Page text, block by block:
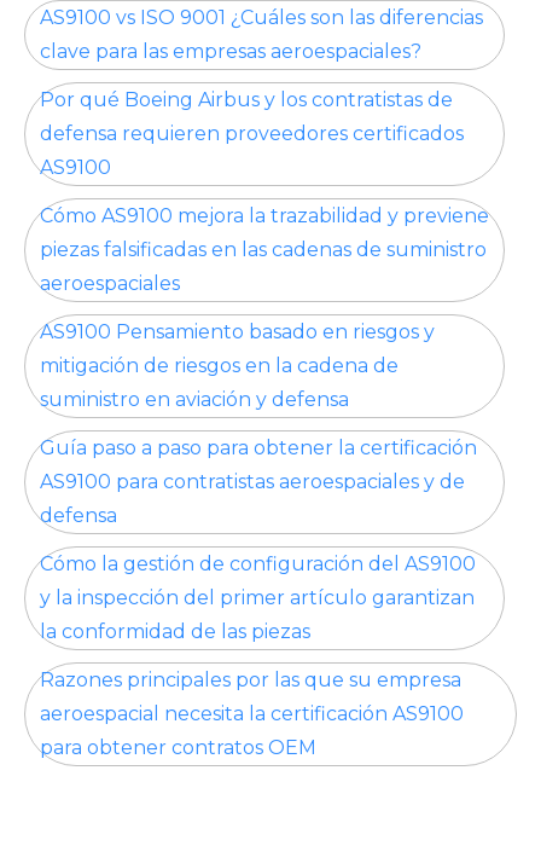
AS9100 vs ISO 9001 ¿Cuáles son las diferencias
clave para las empresas aeroespaciales?
Por qué Boeing Airbus y los contratistas de
defensa requieren proveedores certificados
AS9100
Cómo AS9100 mejora la trazabilidad y previene
piezas falsificadas en las cadenas de suministro
aeroespaciales
AS9100 Pensamiento basado en riesgos y
mitigación de riesgos en la cadena de
suministro en aviación y defensa
Guía paso a paso para obtener la certificación
AS9100 para contratistas aeroespaciales y de
defensa
Cómo la gestión de configuración del AS9100
y la inspección del primer artículo garantizan
la conformidad de las piezas
Razones principales por las que su empresa
aeroespacial necesita la certificación AS9100
para obtener contratos OEM